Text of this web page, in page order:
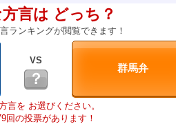
言は どっち？
ランキングが閲覧できます！
VS
？
言を お選びください。
回の投票があります！